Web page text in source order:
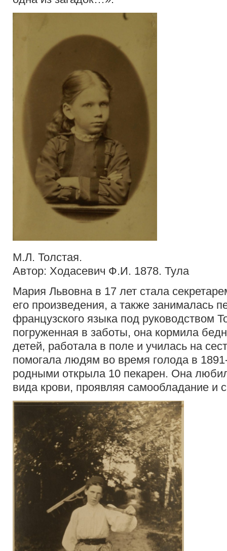
М.Л. Толстая.
Автор: Ходасевич Ф.И. 1878. Тула
Мария Львовна в 17 лет стала
его произведения, а также занималась
французского языка под руководством
погруженная в заботы, она кормила
детей, работала в поле и училась на
помогала людям во время голода в
родными открыла 10 пекарен. Она
вида крови, проявляя самообладание и